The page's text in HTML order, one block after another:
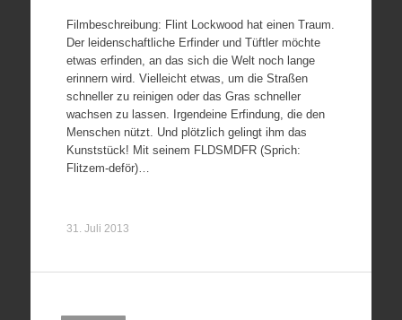
Filmbeschreibung: Flint Lockwood hat einen Traum.
Der leidenschaftliche Erfinder und Tüftler möchte
etwas erfinden, an das sich die Welt noch lange
erinnern wird. Vielleicht etwas, um die Straßen
schneller zu reinigen oder das Gras schneller
wachsen zu lassen. Irgendeine Erfindung, die den
Menschen nützt. Und plötzlich gelingt ihm das
Kunststück! Mit seinem FLDSMDFR (Sprich:
Flitzem-deför)…
31. Juli 2013